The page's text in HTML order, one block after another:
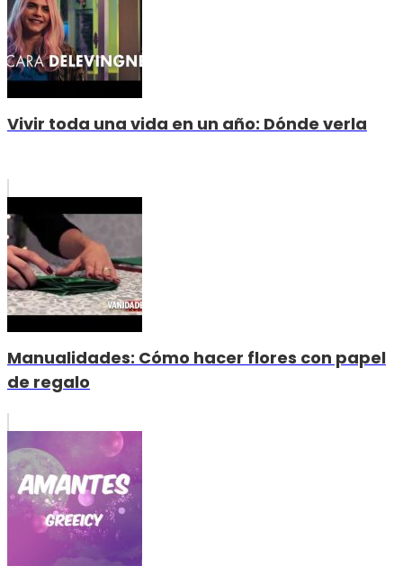
Vivir toda una vida en un año: Dónde verla
Manualidades: Cómo hacer flores con papel
de regalo